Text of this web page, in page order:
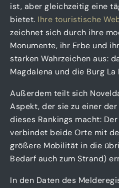
ist, aber gleichzeitig eine
bietet. Ihre touristische
zeichnet sich durch ihre
Monumente, ihr Erbe und
starken Wahrzeichen aus:
Magdalena und die Burg La
Außerdem teilt sich
Aspekt, der sie zu einer
dieses Rankings macht:
verbindet beide Orte mit
größere Mobilität in die
Bedarf auch zum Strand)
In den Daten des